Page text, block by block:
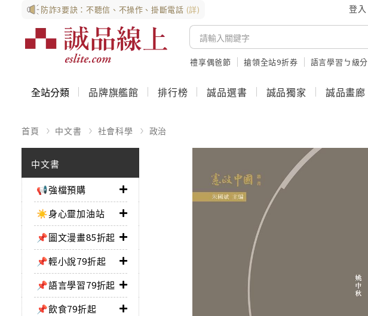
防詐3要訣：不聽信、不操作、掛斷電話 (詳) 登入
禮享偶爸節 搶領全站9折券 語言學習ㄅ級分
全站分類 品牌旗艦館 排行榜 誠品選書 誠品獨家 誠品畫廊
首頁 中文書 社會科學 政治
中文書
📢強檔預購
☀️身心靈加油站
📌圖文漫畫85折起
📌輕小說79折起
📌語言學習79折起
📌飲食79折起